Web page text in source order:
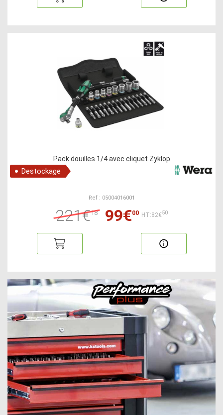
Pack douilles 1/4 avec cliquet Zyklop
Destockage
Ref : 05004016001
221€18 99€00 HT:82€50